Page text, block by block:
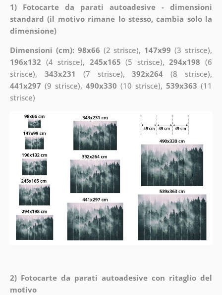
1) Fotocarte da parati autoadesive - dimensioni
standard (il motivo rimane lo stesso, cambia solo la
dimensione)
Dimensioni (cm): 98x66 (2 strisce), 147x99 (3 strisce),
196x132 (4 strisce), 245x165 (5 strisce),294x198 (6
strisce), 343x231 (7 strisce),392x264 (8 strisce),
441x297 (9 strisce), 490x330 (10 strisce),539x363 (11
strisce)
2) Fotocarte da parati autoadesive con ritaglio del
motivo